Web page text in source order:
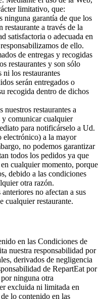
limitativo, que:
ninguna garantía de que los
restaurante a través de la
satisfactoria o adecuada en
de ello.
de entregas y recogidas
restaurantes y son sólo
ni los restaurantes
serán entregados o
recogida dentro de dichos
nuestros restaurantes a
y comunicar cualquier
para notificárselo a Ud.
electrónico) a la mayor
no podemos garantizar
todos los pedidos ya que
cualquier momento, porque
debido a las condiciones
otra razón.
no afectan a sus
cualquier restaurante.
en las Condiciones de
nuestra responsabilidad por
derivados de negligencia
de RepartEat por
ninguna otra
excluida ni limitada en
lo contenido en las